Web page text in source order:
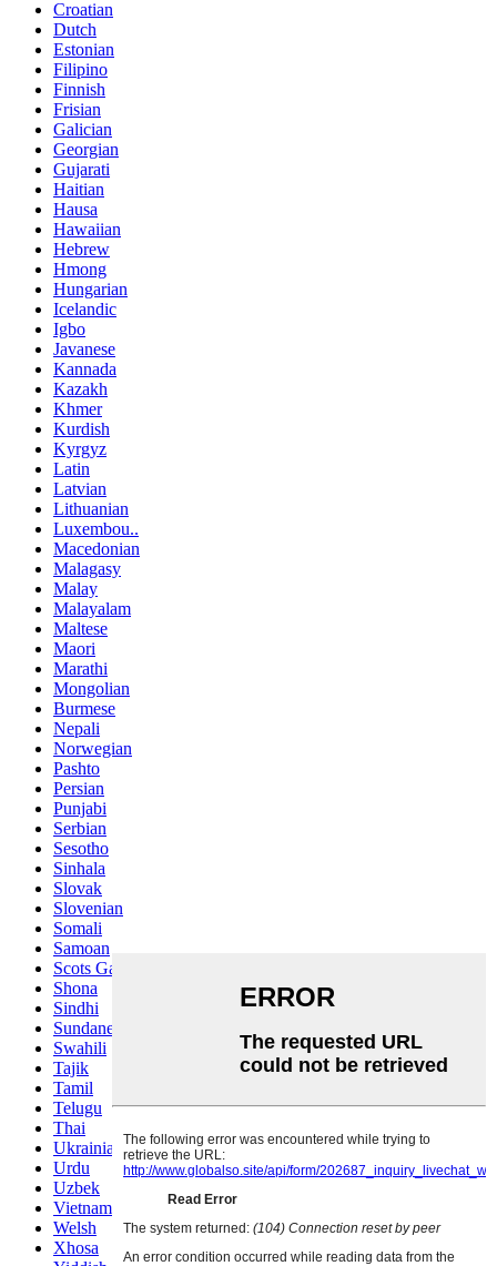
Croatian
Dutch
Estonian
Filipino
Finnish
Frisian
Galician
Georgian
Gujarati
Haitian
Hausa
Hawaiian
Hebrew
Hmong
Hungarian
Icelandic
Igbo
Javanese
Kannada
Kazakh
Khmer
Kurdish
Kyrgyz
Latin
Latvian
Lithuanian
Luxembou..
Macedonian
Malagasy
Malay
Malayalam
Maltese
Maori
Marathi
Mongolian
Burmese
Nepali
Norwegian
Pashto
Persian
Punjabi
Serbian
Sesotho
Sinhala
Slovak
Slovenian
Somali
Samoan
Scots Gaelic
Shona
Sindhi
Sundanese
Swahili
Tajik
Tamil
Telugu
Thai
Ukrainian
Urdu
Uzbek
Vietnamese
Welsh
Xhosa